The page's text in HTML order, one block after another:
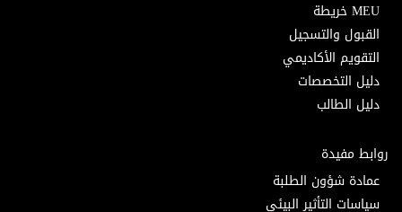
MEU خريطة
القبول والتسجيل
التقويم الأكاديمي
دليل التخصصات
دليل الطالب
روابط مفيدة
عمادة شؤون الطلبة
سياسات التأثير البيئي